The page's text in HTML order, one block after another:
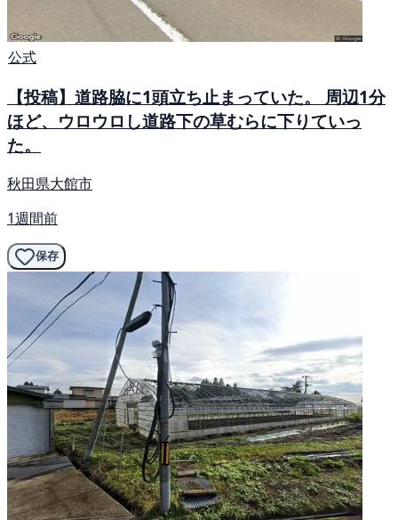
公式
【投稿】道路脇に1頭立ち止まっていた。 周辺1分
ほど、ウロウロし道路下の草むらに下りていっ
た。
秋田県大館市
1週間前
保存